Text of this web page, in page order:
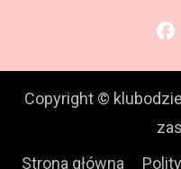
Copyright ©
Strona główna